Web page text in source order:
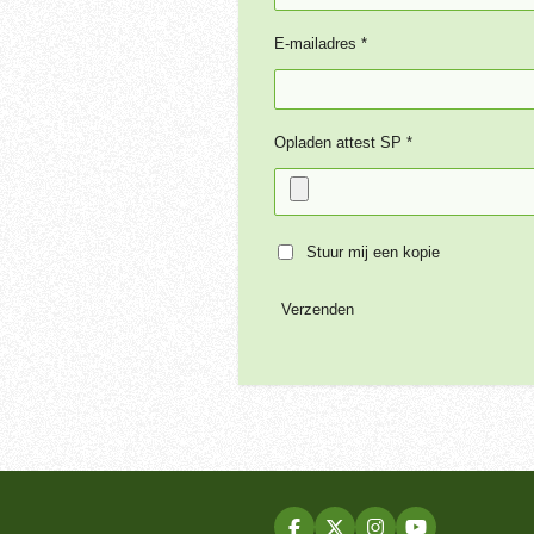
E-mailadres *
Opladen attest SP *
Stuur mij een kopie
Verzenden